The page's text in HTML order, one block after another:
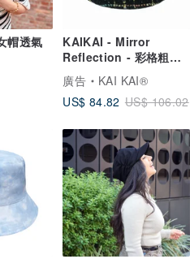
帽透氣
KAIKAI - Mirror
Reflection - 彩格粗花
呢漁夫帽
廣告
KAI KAI®
US$ 84.82 US$ 106.02